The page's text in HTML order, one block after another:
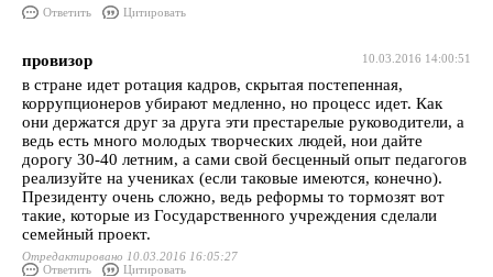
Ответить Цитировать
10.03.2016 14:00:51
провизор
в стране идет ротация кадров, скрытая постепенная,
коррупционеров убирают медленно, но процесс идет. Как
они держатся друг за друга эти престарелые руководители, а
ведь есть много молодых творческих людей, нои дайте
дорогу 30-40 летним, а сами свой бесценный опыт педагогов
реализуйте на учениках (если таковые имеются, конечно).
Президенту очень сложно, ведь реформы то тормозят вот
такие, которые из Государственного учреждения сделали
семейный проект.
Отредактировано 10.03.2016 16:05:27
Ответить
Цитировать